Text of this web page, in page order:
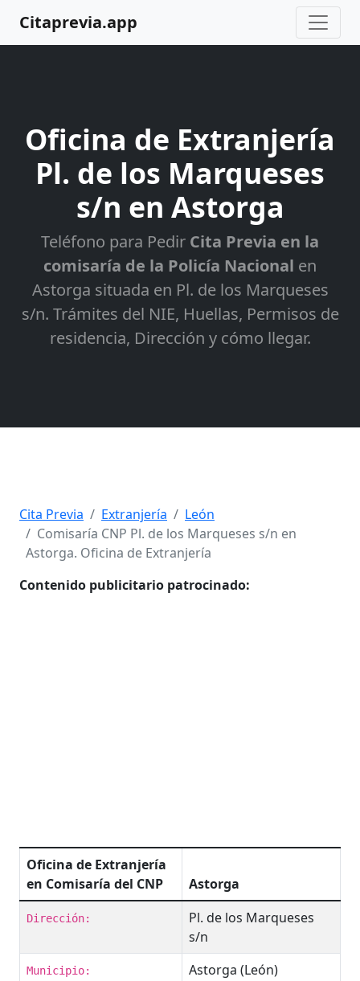
Citaprevia.app
Oficina de Extranjería
Pl. de los Marqueses
s/n en Astorga
Teléfono para Pedir Cita Previa en la
comisaría de la Policía Nacional en
Astorga situada en Pl. de los Marqueses
s/n. Trámites del NIE, Huellas, Permisos de
residencia, Dirección y cómo llegar.
Cita Previa Extranjería
León
Comisaría CNP Pl. de los Marqueses s/n en
Astorga. Oficina de Extranjería
Contenido publicitario patrocinado:
Oficina de Extranjería
en Comisaría del CNP
Astorga
Dirección:
Pl. de los Marqueses
s/n
Municipio: Astorga (León)